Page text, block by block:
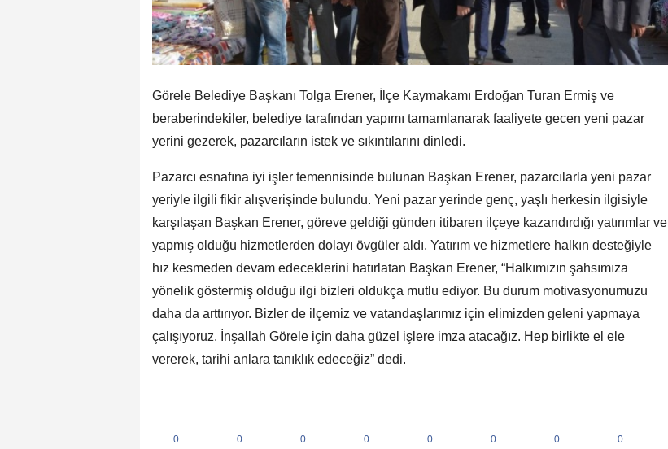
Görele Belediye Başkanı Tolga Erener, İlçe Kaymakamı Erdoğan Turan Ermiş ve
beraberindekiler, belediye tarafından yapımı tamamlanarak faaliyete gecen yeni pazar
yerini gezerek, pazarcıların istek ve sıkıntılarını dinledi.
Pazarcı esnafına iyi işler temennisinde bulunan Başkan Erener, pazarcılarla yeni pazar
yeriyle ilgili fikir alışverişinde bulundu. Yeni pazar yerinde genç, yaşlı herkesin ilgisiyle
karşılaşan Başkan Erener, göreve geldiği günden itibaren ilçeye kazandırdığı yatırımlar ve
yapmış olduğu hizmetlerden dolayı övgüler aldı. Yatırım ve hizmetlere halkın desteğiyle
hız kesmeden devam edeceklerini hatırlatan Başkan Erener, “Halkımızın şahsımıza
yönelik göstermiş olduğu ilgi bizleri oldukça mutlu ediyor. Bu durum motivasyonumuzu
daha da arttırıyor. Bizler de ilçemiz ve vatandaşlarımız için elimizden geleni yapmaya
çalışıyoruz. İnşallah Görele için daha güzel işlere imza atacağız. Hep birlikte el ele
vererek, tarihi anlara tanıklık edeceğiz” dedi.